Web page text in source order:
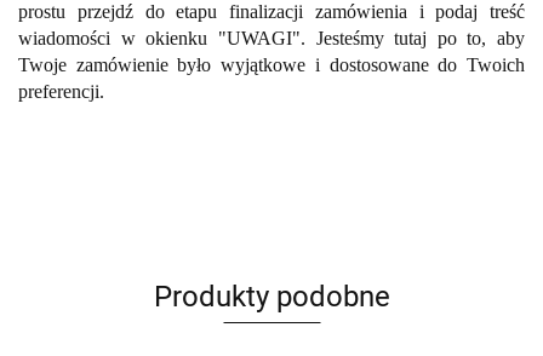
prostu przejdź do etapu finalizacji zamówienia i podaj treść
wiadomości w okienku "UWAGI". Jesteśmy tutaj po to, aby
Twoje zamówienie było wyjątkowe i dostosowane do Twoich
preferencji.
Produkty podobne